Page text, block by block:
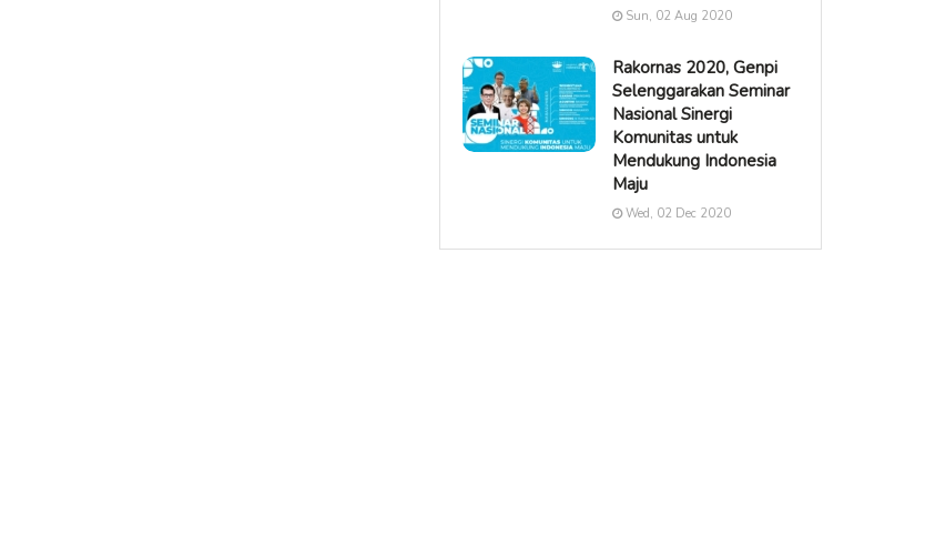
Sun, 02 Aug 2020
Rakornas 2020, Genpi
Selenggarakan Seminar
Nasional Sinergi
Komunitas untuk
Mendukung Indonesia
Maju
Wed, 02 Dec 2020